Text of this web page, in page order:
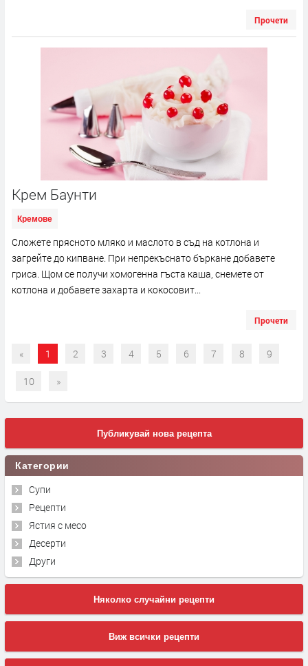
Прочети
Крем Баунти
Кремове
Сложете прясното мляко и маслото в съд на котлона и
загрейте до кипване. При непрекъснато бъркане добавете
гриса. Щом се получи хомогенна гъста каша, снемете от
котлона и добавете захарта и кокосовит...
Прочети
« 1 2 3 4 5 6 7 8 9
10 »
Публикувай нова рецепта
Категории
Супи
Рецепти
Ястия с месо
Десерти
Други
Няколко случайни рецепти
Виж всички рецепти